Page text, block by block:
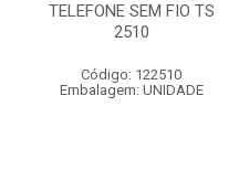
TELEFONE SEM FIO TS
2510
Código: 122510
Embalagem: UNIDADE